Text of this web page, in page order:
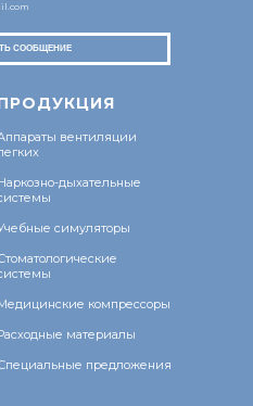
вентиляции
дыхательные
симуляторы
компрессоры
материалы
предложения
СООБЩЕНИЕ